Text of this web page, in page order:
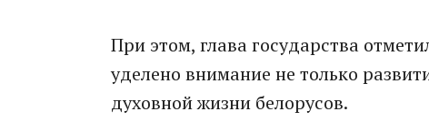
При этом, глава государства
уделено внимание не только
духовной жизни белорусов.